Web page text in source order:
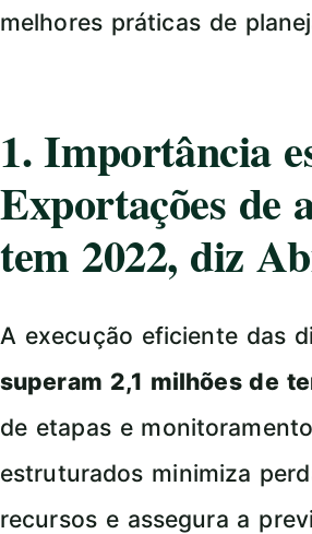
melhores práticas de
1. Importância
Exportações de
tem 2022, diz
A execução eficiente das
superam 2,1 milhões de
de etapas e
estruturados minimiza
recursos e assegura a